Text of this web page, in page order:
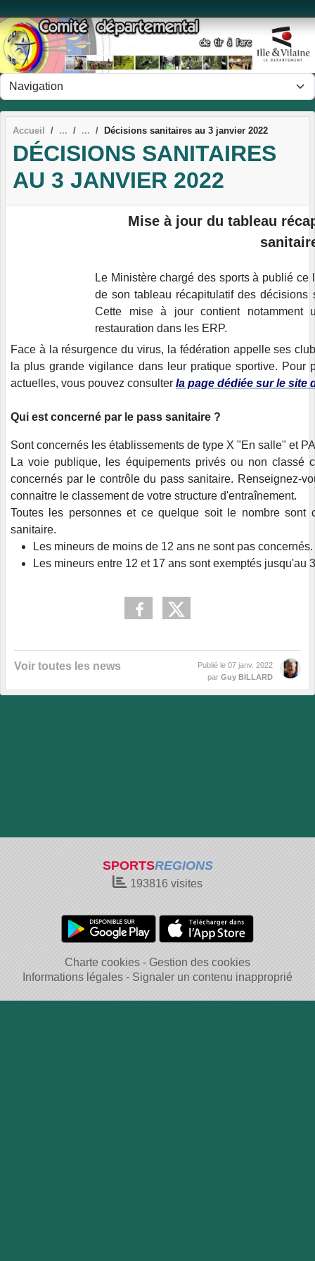
Accueil Décisions sanitaires au 3 janvier 2022
DÉCISIONS SANITAIRES
AU 3 JANVIER 2022
Mise à jour du tableau
Le Ministère chargé des sports à publié
de son tableau récapitulatif des
Cette mise à jour contient notamment
restauration dans les ERP.
Face à la résurgence du virus, la fédération appelle ses
la plus grande vigilance dans leur pratique sportive. Pour
actuelles, vous pouvez consulter la page dédiée sur le site
Qui est concerné par le pass sanitaire ?
Sont concernés les établissements de type X "En salle" et
La voie publique, les équipements privés ou non classé
concernés par le contrôle du pass sanitaire. Renseignez-
connaitre le classement de votre structure d'entraînement.
Toutes les personnes et ce quelque soit le nombre sont
sanitaire.
Les mineurs de moins de 12 ans ne sont pas concernés.
Les mineurs entre 12 et 17 ans sont exemptés jusqu'au
Voir toutes les news Publié le 07 janv. 2022
par Guy BILLARD
SPORTSREGIONS
193816 visites
Charte cookies
Gestion des cookies
Informations légales
Signaler un contenu inapproprié